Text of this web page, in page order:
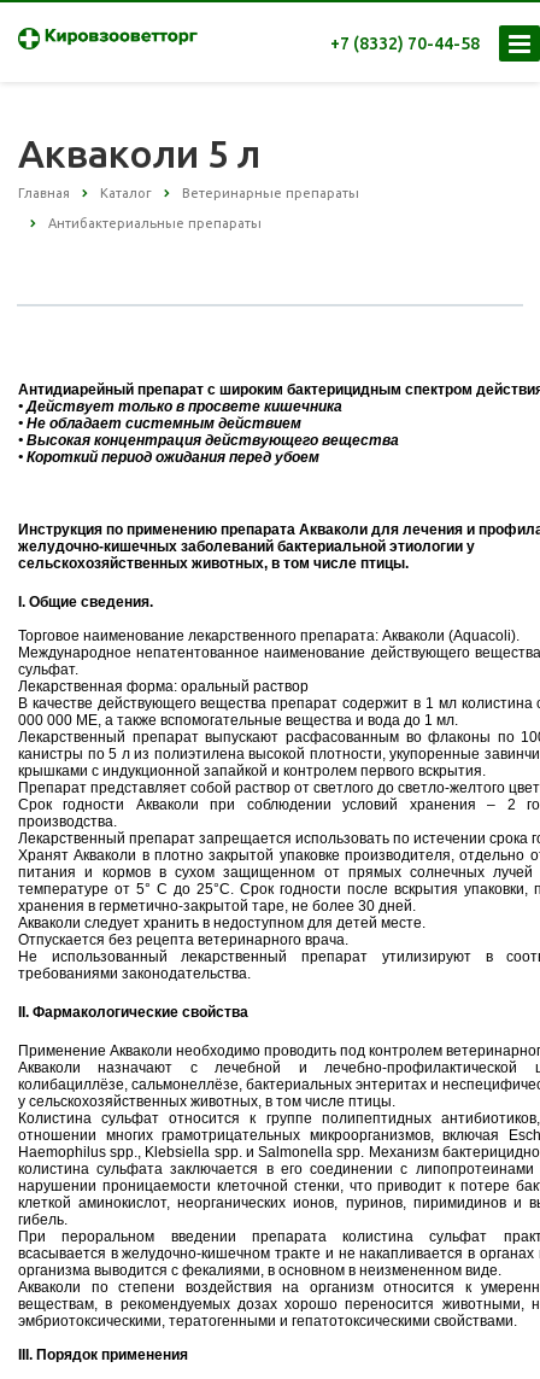
+7 (8332) 70-44-58
Акваколи 5 л
Главная Каталог Ветеринарные препараты
Антибактериальные препараты
Антидиарейный препарат с широким бактерицидным спектром
• Действует только в просвете кишечника
• Не обладает системным действием
• Высокая концентрация действующего вещества
• Короткий период ожидания перед убоем
Инструкция по применению препарата Акваколи для лечения и
желудочно-кишечных заболеваний бактериальной этиологии у
сельскохозяйственных животных, в том числе птицы.
I. Общие сведения.
Торговое наименование лекарственного препарата: Акваколи (Aquacoli).
Международное непатентованное наименование действующего
сульфат.
Лекарственная форма: оральный раствор
В качестве действующего вещества препарат содержит в 1 мл колистина
000 000 МЕ, а также вспомогательные вещества и вода до 1 мл.
Лекарственный препарат выпускают расфасованным во флаконы по
канистры по 5 л из полиэтилена высокой плотности, укупоренные
крышками с индукционной запайкой и контролем первого вскрытия.
Препарат представляет собой раствор от светлого до светло-желтого
Срок годности Акваколи при соблюдении условий хранения – 2
производства.
Лекарственный препарат запрещается использовать по истечении срока
Хранят Акваколи в плотно закрытой упаковке производителя, отдельно
питания и кормов в сухом защищенном от прямых солнечных лучей
температуре от 5° С до 25°С. Срок годности после вскрытия упаковки,
хранения в герметично-закрытой таре, не более 30 дней.
Акваколи следует хранить в недоступном для детей месте.
Отпускается без рецепта ветеринарного врача.
Не использованный лекарственный препарат утилизируют в
требованиями законодательства.
II. Фармакологические свойства
Применение Акваколи необходимо проводить под контролем
Акваколи назначают с лечебной и лечебно-профилактической
колибациллёзе, сальмонеллёзе, бактериальных энтеритах и
у сельскохозяйственных животных, в том числе птицы.
Колистина сульфат относится к группе полипептидных
отношении многих грамотрицательных микроорганизмов, включая
Haemophilus spp., Klebsiella spp. и Salmonella spp. Механизм
колистина сульфата заключается в его соединении с липопротеинами
нарушении проницаемости клеточной стенки, что приводит к потере
клеткой аминокислот, неорганических ионов, пуринов, пиримидинов и
гибель.
При пероральном введении препарата колистина сульфат
всасывается в желудочно-кишечном тракте и не накапливается в органах
организма выводится с фекалиями, в основном в неизмененном виде.
Акваколи по степени воздействия на организм относится к
веществам, в рекомендуемых дозах хорошо переносится животными,
эмбриотоксическими, тератогенными и гепатотоксическими свойствами.
III. Порядок применения